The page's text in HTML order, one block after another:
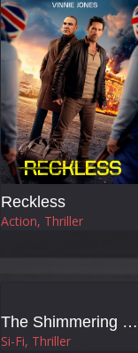
Reckless
Action, Thriller
The Shimmering (Flicker)
Si-Fi, Thriller